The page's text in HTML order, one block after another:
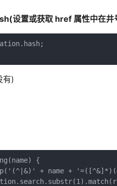
设置或获取 href 属性中在井
有)
{
+ name +